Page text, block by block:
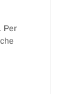
. Per